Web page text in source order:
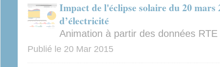
Impact de l'éclipse solaire du 20
d’électricité
Animation à partir des données RTE
Publié le 20 Mar 2015